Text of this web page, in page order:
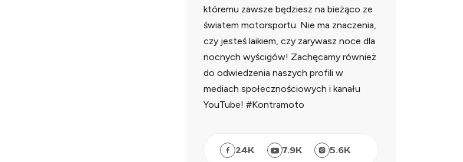
któremu zawsze będziesz na bieżąco ze
światem motorsportu. Nie ma znaczenia,
czy jesteś laikiem, czy zarywasz noce dla
nocnych wyścigów! Zachęcamy również
do odwiedzenia naszych profili w
mediach społecznościowych i kanału
YouTube! #Kontramoto
24K 7.9K 5.6K